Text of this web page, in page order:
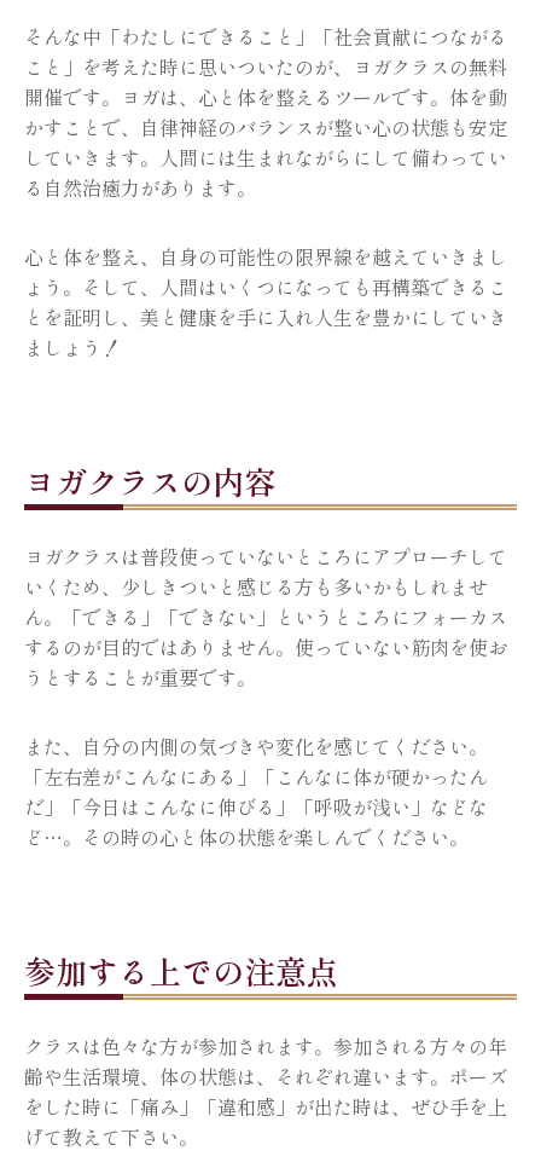
そんな中「わたしにできること」「社会貢献につながる
こと」を考えた時に思いついたのが、ヨガクラスの無料
開催です。ヨガは、心と体を整えるツールです。体を動
かすことで、自律神経のバランスが整い心の状態も安定
していきます。人間には生まれながらにして備わってい
る自然治癒力があります。
心と体を整え、自身の可能性の限界線を越えていきまし
ょう。そして、人間はいくつになっても再構築できるこ
とを証明し、美と健康を手に入れ人生を豊かにしていき
ましょう！
ヨガクラスの内容
ヨガクラスは普段使っていないところにアプローチして
いくため、少しきついと感じる方も多いかもしれませ
ん。「できる」「できない」というところにフォーカス
するのが目的ではありません。使っていない筋肉を使お
うとすることが重要です。
また、自分の内側の気づきや変化を感じてください。
「左右差がこんなにある」「こんなに体が硬かったん
だ」「今日はこんなに伸びる」「呼吸が浅い」などな
ど…。その時の心と体の状態を楽しんでください。
参加する上での注意点
クラスは色々な方が参加されます。参加される方々の年
齢や生活環境、体の状態は、それぞれ違います。ポーズ
をした時に「痛み」「違和感」が出た時は、ぜひ手を上
げて教えて下さい。